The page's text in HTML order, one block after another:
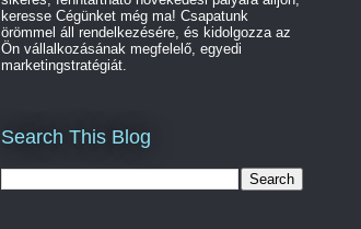
keresse Cégünket még ma! Csapatunk
örömmel áll rendelkezésére, és kidolgozza az
Ön vállalkozásának megfelelő, egyedi
marketingstratégiát.
Search This Blog